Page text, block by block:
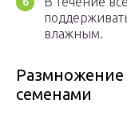
влажным.
семенами